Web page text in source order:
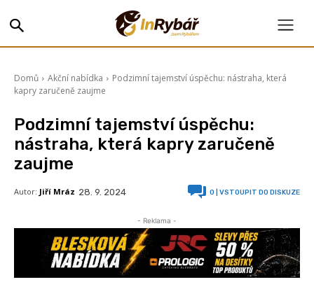
Domů Akční nabídka
Podzimní tajemství úspěchu: nástraha, která
kapry zaručeně zaujme
Podzimní tajemství úspěchu:
nástraha, která kapry zaručeně
zaujme
Autor: Jiří Mráz 28. 9. 2024 0 | VSTOUPIT DO DISKUZE
- Reklama -